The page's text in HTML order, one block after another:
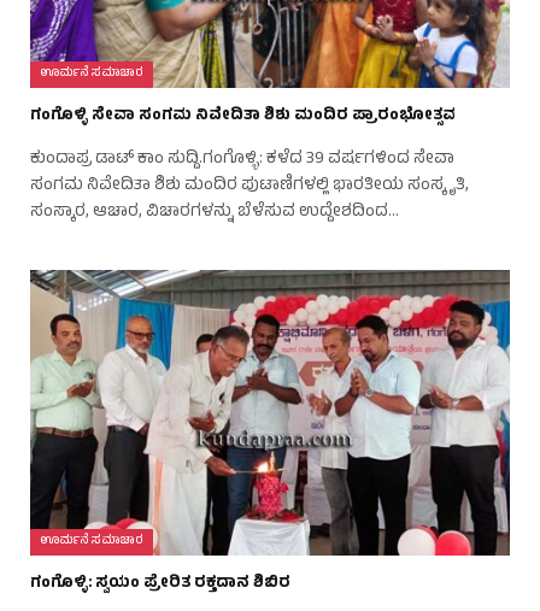
ಊರ್ಮನೆ ಸಮಾಚಾರ
ಗಂಗೊಳ್ಳಿ ಸೇವಾ ಸಂಗಮ ನಿವೇದಿತಾ ಶಿಶು ಮಂದಿರ ಪ್ರಾರಂಭೋತ್ಸವ
ಕುಂದಾಪ್ರ ಡಾಟ್‌ ಕಾಂ ಸುದ್ದಿ.ಗಂಗೊಳ್ಳಿ: ಕಳೆದ 39 ವರ್ಷಗಳಿಂದ ಸೇವಾ
ಸಂಗಮ ನಿವೇದಿತಾ ಶಿಶು ಮಂದಿರ ಪುಟಾಣಿಗಳಲ್ಲಿ ಭಾರತೀಯ ಸಂಸ್ಕೃತಿ,
ಸಂಸ್ಕಾರ, ಆಚಾರ, ವಿಚಾರಗಳನ್ನು ಬೆಳೆಸುವ ಉದ್ದೇಶದಿಂದ…
ಊರ್ಮನೆ ಸಮಾಚಾರ
ಗಂಗೊಳ್ಳಿ: ಸ್ವಯಂ ಪ್ರೇರಿತ ರಕ್ತದಾನ ಶಿಬಿರ